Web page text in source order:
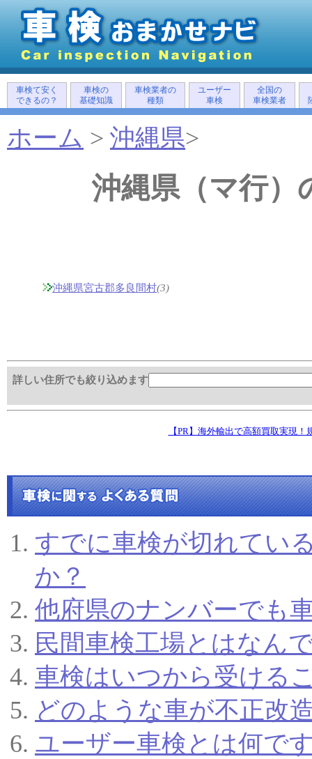
車検て安く
できるの？
車検の
基礎知識
車検業者の
種類
ユーザー
車検
全国の
車検業者
ホーム > 沖縄県>
沖縄県（マ行）
沖縄県宮古郡多良間村(3)
詳しい住所でも絞り込めます
すでに車検が切れてい
か？
他府県のナンバーでも
民間車検工場とはなん
車検はいつから受ける
どのような車が不正改
ユーザー車検とは何で